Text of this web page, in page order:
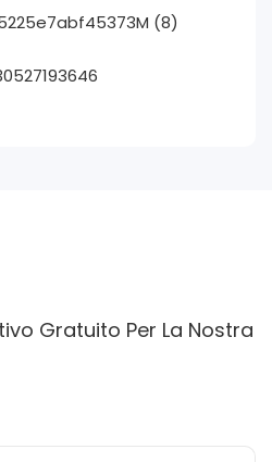
Gratuito Per La Nostra